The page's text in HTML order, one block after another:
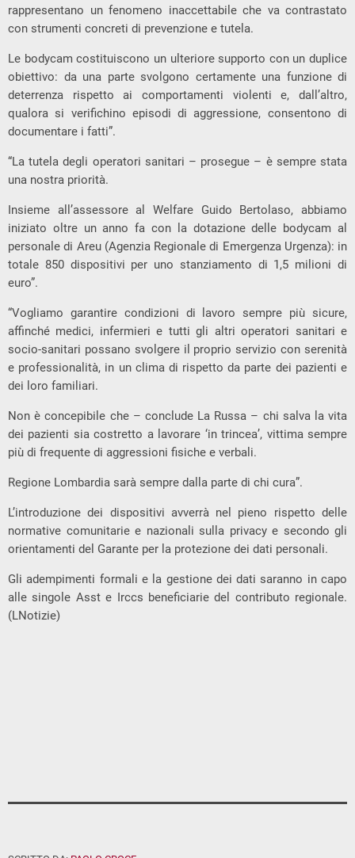
rappresentano un fenomeno inaccettabile che va contrastato
con strumenti concreti di prevenzione e tutela.
Le bodycam costituiscono un ulteriore supporto con un duplice
obiettivo: da una parte svolgono certamente una funzione di
deterrenza rispetto ai comportamenti violenti e, dall’altro,
qualora si verifichino episodi di aggressione, consentono di
documentare i fatti”.
“La tutela degli operatori sanitari – prosegue – è sempre stata
una nostra priorità.
Insieme all’assessore al Welfare Guido Bertolaso, abbiamo
iniziato oltre un anno fa con la dotazione delle bodycam al
personale di Areu (Agenzia Regionale di Emergenza Urgenza): in
totale 850 dispositivi per uno stanziamento di 1,5 milioni di
euro”.
“Vogliamo garantire condizioni di lavoro sempre più sicure,
affinché medici, infermieri e tutti gli altri operatori sanitari e
socio-sanitari possano svolgere il proprio servizio con serenità
e professionalità, in un clima di rispetto da parte dei pazienti e
dei loro familiari.
Non è concepibile che – conclude La Russa – chi salva la vita
dei pazienti sia costretto a lavorare ‘in trincea’, vittima sempre
più di frequente di aggressioni fisiche e verbali.
Regione Lombardia sarà sempre dalla parte di chi cura”.
L’introduzione dei dispositivi avverrà nel pieno rispetto delle
normative comunitarie e nazionali sulla privacy e secondo gli
orientamenti del Garante per la protezione dei dati personali.
Gli adempimenti formali e la gestione dei dati saranno in capo
alle singole Asst e Irccs beneficiarie del contributo regionale.
(LNotizie)